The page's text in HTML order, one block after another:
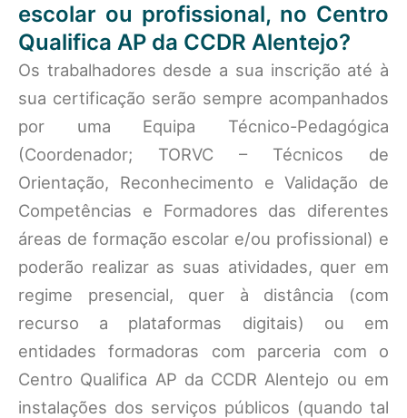
escolar ou profissional, no Centro
Qualifica AP da CCDR Alentejo?
Os trabalhadores desde a sua inscrição até à
sua certificação serão sempre acompanhados
por uma Equipa Técnico-Pedagógica
(Coordenador; TORVC – Técnicos de
Orientação, Reconhecimento e Validação de
Competências e Formadores das diferentes
áreas de formação escolar e/ou profissional) e
poderão realizar as suas atividades, quer em
regime presencial, quer à distância (com
recurso a plataformas digitais) ou em
entidades formadoras com parceria com o
Centro Qualifica AP da CCDR Alentejo ou em
instalações dos serviços públicos (quando tal